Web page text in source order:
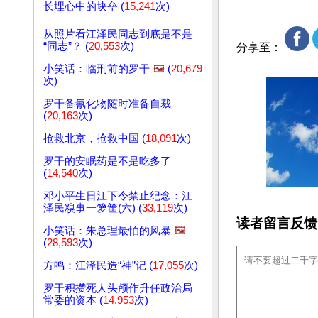
长埋心中的块垒 (15,241次)
从照片看江泽民同志到底是不是
“同志”？ (20,553次)
小笑话：临刑前的罗干 🖼️ (20,679
次)
罗干备氰化物随时准备自裁
(20,163次)
抢救北京，抢救中国 (18,091次)
罗干的安眠药是不是吃多了
(14,540次)
邓小平生日江下令禁止纪念：江
泽民糗事一箩筐(六) (33,119次)
小笑话：朱总理最怕的风暴 🖼️
(28,593次)
方鸣：江泽民造“神”记 (17,055次)
罗干积攒死人头颅作升任政治局
常委的资本 (14,953次)
分享至：
读者留言反